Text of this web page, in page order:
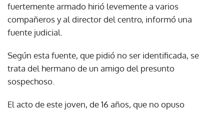
fuertemente armado hirió levemente a varios
compañeros y al director del centro, informó una
fuente judicial.
Según esta fuente, que pidió no ser identificada, se
trata del hermano de un amigo del presunto
sospechoso.
El acto de este joven, de 16 años, que no opuso